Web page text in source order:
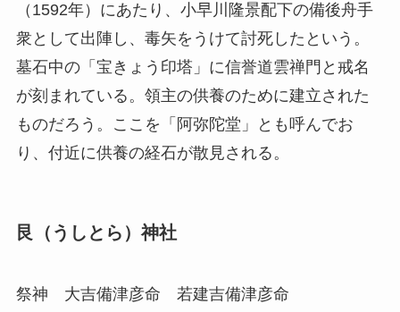
（1592年）にあたり、小早川隆景配下の備後舟手
衆として出陣し、毒矢をうけて討死したという。
墓石中の「宝きょう印塔」に信誉道雲禅門と戒名
が刻まれている。領主の供養のために建立された
ものだろう。ここを「阿弥陀堂」とも呼んでお
り、付近に供養の経石が散見される。
艮（うしとら）神社
祭神 大吉備津彦命 若建吉備津彦命